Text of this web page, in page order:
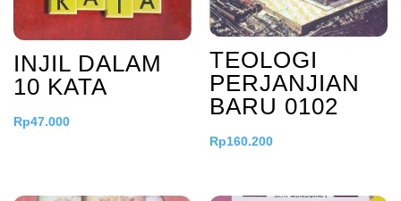
INJIL DALAM
10 KATA
Rp47.000
TEOLOGI
PERJANJIAN
BARU 0102
Rp160.200